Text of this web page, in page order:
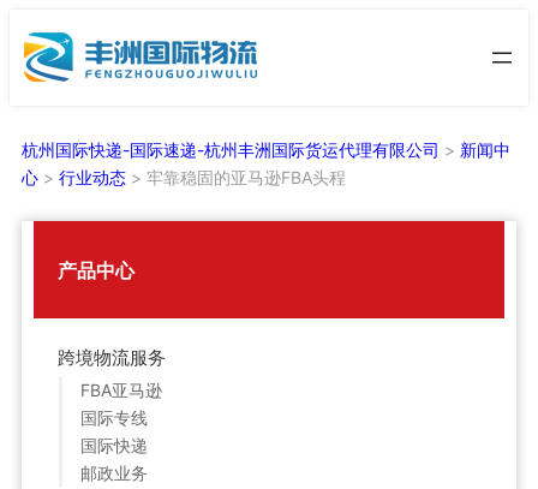
至
杭州国际快递-国际速递-杭州丰洲国际货运代理有限公司 > 新闻中
心 > 行业动态 > 牢靠稳固的亚马逊FBA头程
产品中心
跨境物流服务
FBA亚马逊
国际专线
国际快递
邮政业务